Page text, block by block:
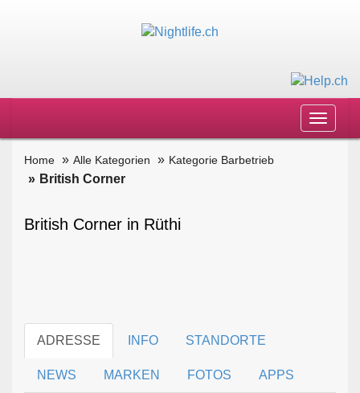
Toggle
Home Alle Kategorien Kategorie Barbetrieb
British Corner
British Corner in Rüthi
ADRESSE INFO STANDORTE
NEWS MARKEN FOTOS APPS